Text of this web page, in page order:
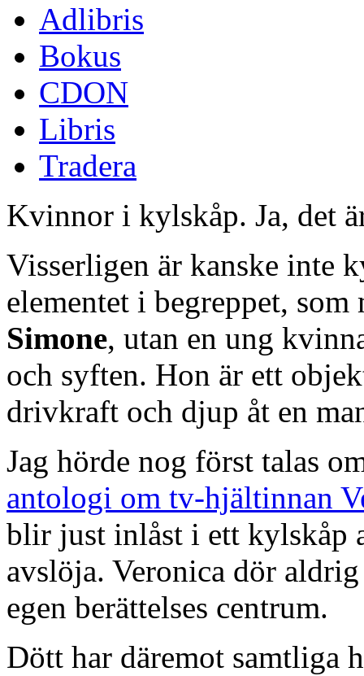
Adlibris
Bokus
CDON
Libris
Tradera
Kvinnor i kylskåp. Ja, det
Visserligen är kanske inte
elementet i begreppet,
Simone, utan en ung
och syften. Hon är ett
drivkraft och djup åt en
Jag hörde nog först talas
antologi om tv-hjältinnan
blir just inlåst i ett kylskåp
avslöja. Veronica dör
egen berättelses centrum.
Dött har däremot samtliga